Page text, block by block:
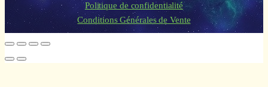
Politique de confidentialité
Conditions Générales de Vente